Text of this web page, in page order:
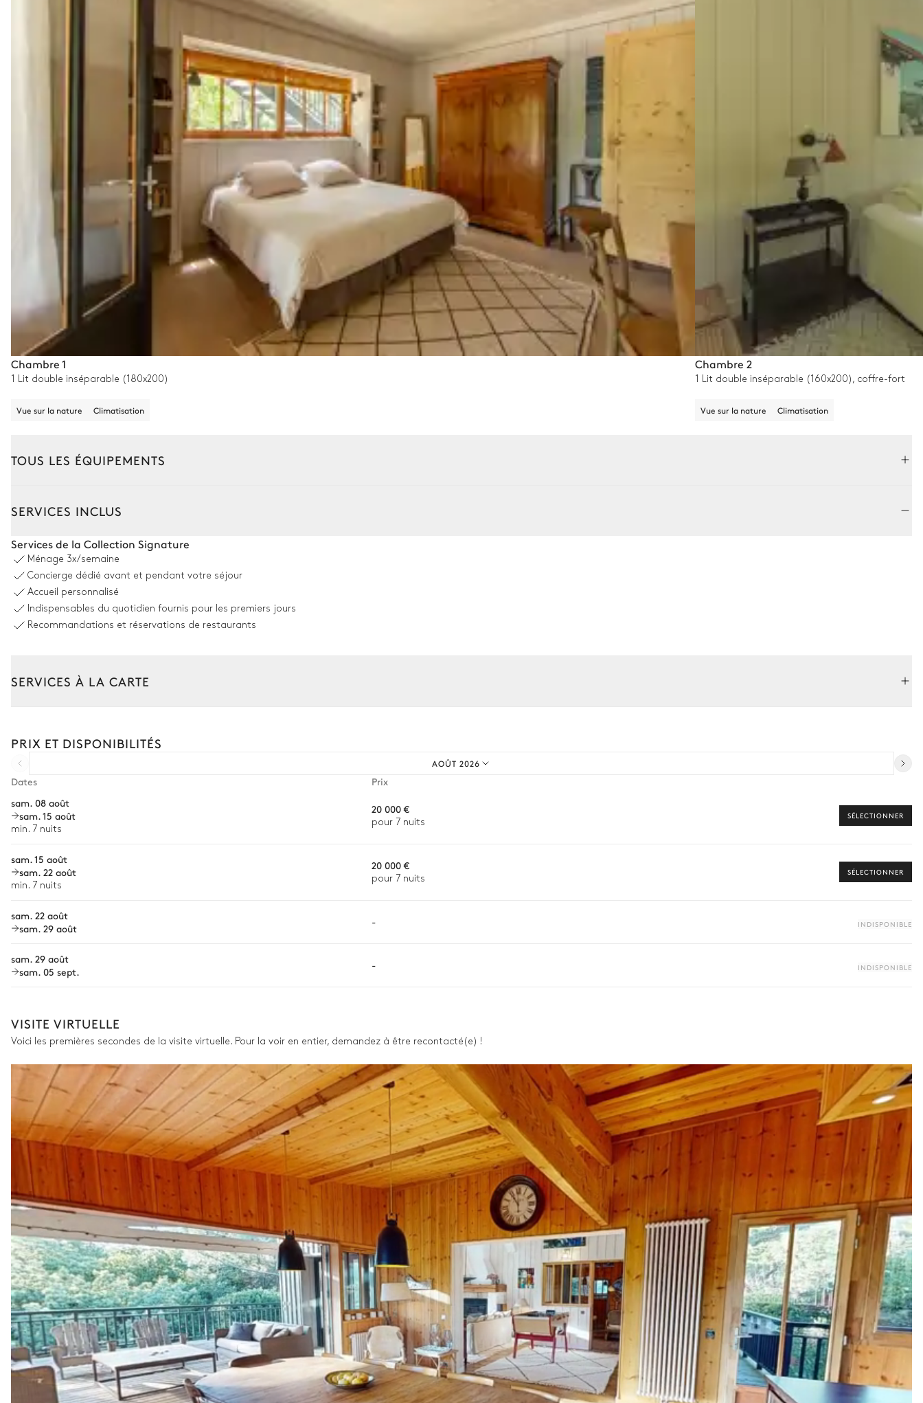
Chambre 1
1 Lit double inséparable (180x200)
Vue sur la nature Climatisation
Chambre 2
1 Lit double inséparable (160x200), coffre-fort
Vue sur la nature Climatisation
TOUS LES ÉQUIPEMENTS
Table
Terrain de pétanque
Piscine
profondeur = 1,5m
Transats
Jardin
Arboré
Terrasse couverte
2Canapés
SERVICES INCLUS
Services de la Collection Signature
Ménage 3x/semaine
Concierge dédié avant et pendant votre séjour
Accueil personnalisé
Indispensables du quotidien fournis pour les premiers jours
Recommandations et réservations de restaurants
SERVICES À LA CARTE
Courses livrées avant l'arrivée
Chef à domicile
Personnel de maison supplémentaire
Babysitter
Location de bateau
Visites guidées et excursions
PRIX ET DISPONIBILITÉS
AOÛT 2026
Dates
Prix
sam. 08 août
sam. 15 août
min. 7 nuits
20 000 €
pour 7 nuits
SÉLECTIONNER
sam. 15 août
sam. 22 août
min. 7 nuits
20 000 €
pour 7 nuits
SÉLECTIONNER
sam. 22 août
sam. 29 août
- INDISPONIBLE
sam. 29 août
sam. 05 sept.
- INDISPONIBLE
VISITE VIRTUELLE
Voici les premières secondes de la visite virtuelle. Pour la voir en entier, demandez à être recontacté(e) !